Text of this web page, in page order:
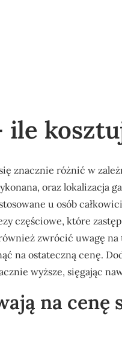
ile
znacznie różnić w
oraz lokalizacja
u osób
częściowe, które
zwrócić uwagę
na ostateczną cenę.
wyższe, sięgając
na cenę